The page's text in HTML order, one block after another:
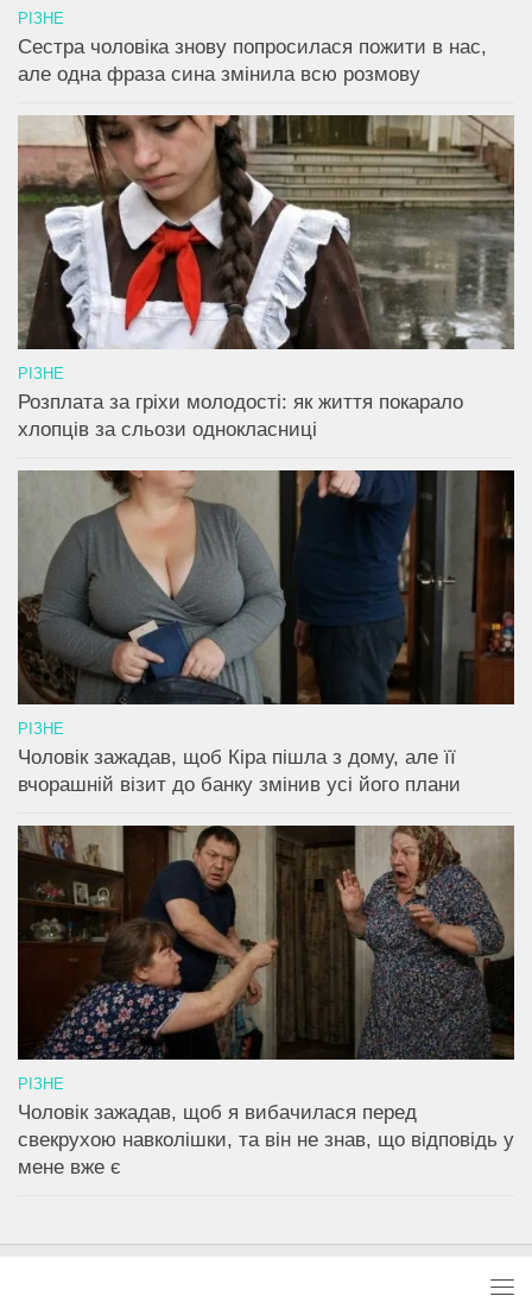
РІЗНЕ
Сестра чоловіка знову попросилася пожити в нас,
але одна фраза сина змінила всю розмову
РІЗНЕ
Розплата за гріхи молодості: як життя покарало
хлопців за сльози однокласниці
РІЗНЕ
Чоловік зажадав, щоб Кіра пішла з дому, але її
вчорашній візит до банку змінив усі його плани
РІЗНЕ
Чоловік зажадав, щоб я вибачилася перед
свекрухою навколішки, та він не знав, що відповідь у
мене вже є